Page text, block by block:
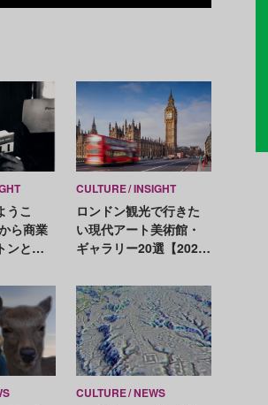
うこ
ンとの
CULTURE INSIGHT
ロンドン観光で行きた
い現代アート美術館・
ギャラリー20選【2024
CULTURE NEWS